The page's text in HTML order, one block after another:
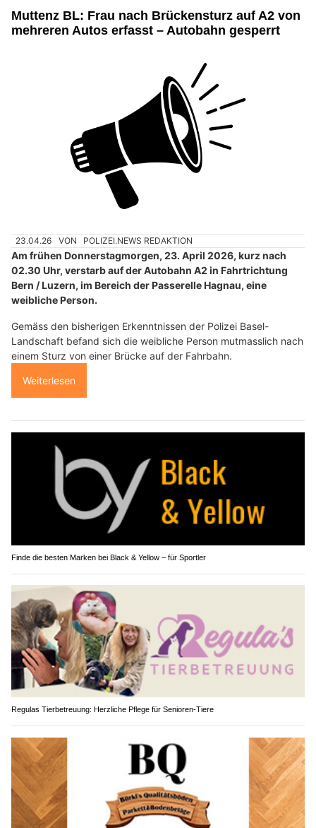
Muttenz BL: Frau nach Brückensturz auf A2 von
mehreren Autos erfasst – Autobahn gesperrt
23.04.26 VON POLIZEI.NEWS REDAKTION
Am frühen Donnerstagmorgen, 23. April 2026, kurz nach
02.30 Uhr, verstarb auf der Autobahn A2 in Fahrtrichtung
Bern / Luzern, im Bereich der Passerelle Hagnau, eine
weibliche Person.
Gemäss den bisherigen Erkenntnissen der Polizei Basel-
Landschaft befand sich die weibliche Person mutmasslich nach
einem Sturz von einer Brücke auf der Fahrbahn.
Weiterlesen
Finde die besten Marken bei Black & Yellow – für Sportler
Regulas Tierbetreuung: Herzliche Pflege für Senioren-Tiere